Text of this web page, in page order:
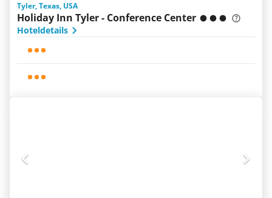
Tyler, Texas, USA
Holiday Inn Tyler - Conference Center
Hoteldetails